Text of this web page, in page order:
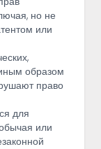
но не
или
образом
право
для
или